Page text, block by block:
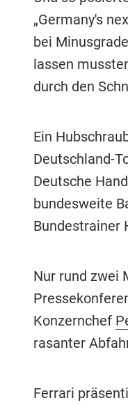
„Germany's
bei
lassen
durch den
Ein
Deutschland-
Deutsche
bundesweite
Bundestrainer
Nur rund zwei
Konzernchef
rasanter
Ferrari